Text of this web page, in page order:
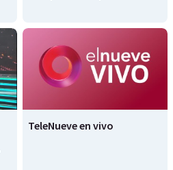
TeleNueve en vivo